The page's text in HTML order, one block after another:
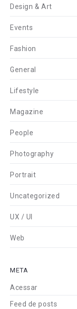
Design & Art
Events
Fashion
General
Lifestyle
Magazine
People
Photography
Portrait
Uncategorized
UX / UI
Web
META
Acessar
Feed de posts